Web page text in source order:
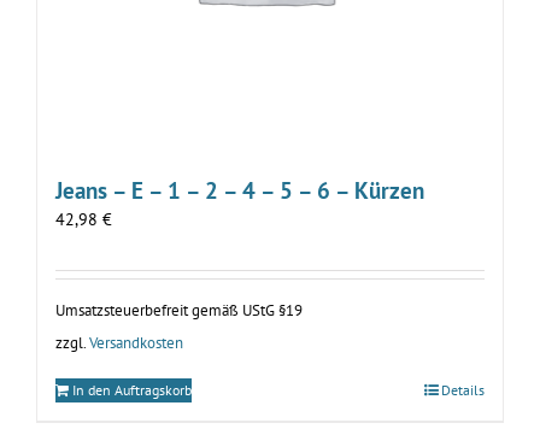
Jeans – E – 1 – 2 – 4 – 5 – 6 – Kürzen
42,98 €
Umsatzsteuerbefreit gemäß UStG §19
zzgl.Versandkosten
In den Auftragskorb Details